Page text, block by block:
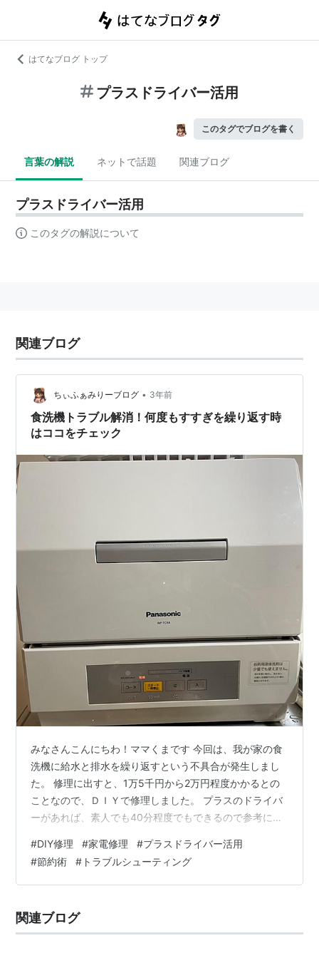
はてなブログ トップ
プラスドライバー活用
このタグでブログを書く
言葉の解説 ネットで話題 関連ブログ
プラスドライバー活用
このタグの解説について
関連ブログ
ちぃふぁみりーブログ • 3年前
食洗機トラブル解消！何度もすすぎを繰り返す時
はココをチェック
みなさんこんにちわ！ママくまです 今回は、我が家の食
洗機に給水と排水を繰り返すという不具合が発生しまし
た。 修理に出すと、1万5千円から2万円程度かかるとの
ことなので、ＤＩＹで修理しました。 プラスのドライバ
ーがあれば、素人でも40分程度でもできるので参考にし
最後に パナソニック食洗機 リンク 今回不具合が出たの
は、この食洗機です。 必要なもの ロングドライバー 食
洗機用洗浄剤 リンク リンク 手順 1.中身を全て取り出
に倒してネジを外す。 3.裏側のネジを全て取り外した
ら、前面のパネ…
#DIY修理 #家電修理 #プラスドライバー活用
#節約術 # トラブルシューティング
関連ブログ